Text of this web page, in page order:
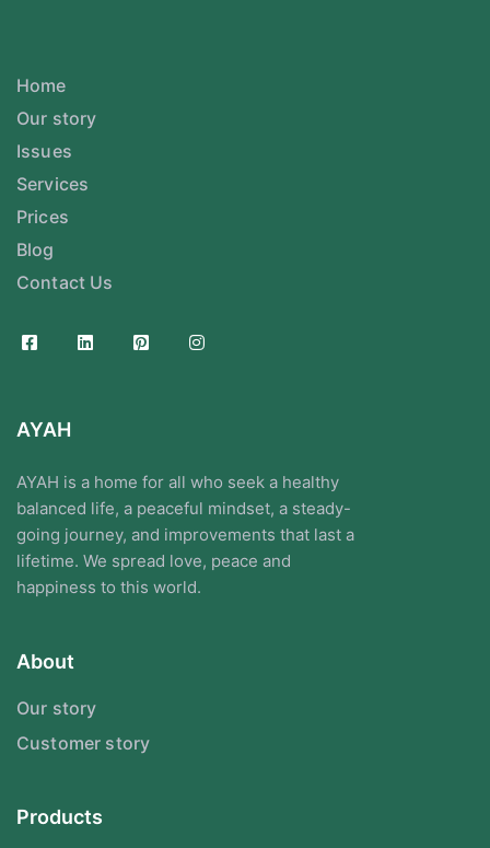
Home
Our story
Issues
Services
Prices
Blog
Contact Us
AYAH
AYAH is a home for all who seek a healthy
balanced life, a peaceful mindset, a steady-
going journey, and improvements that last a
lifetime. We spread love, peace and
happiness to this world.
About
Our story
Customer story
Products